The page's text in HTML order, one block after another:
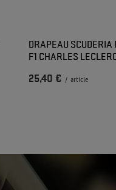
DRAPEAU SCUDERIA
F1 CHARLES
25,40 € / article